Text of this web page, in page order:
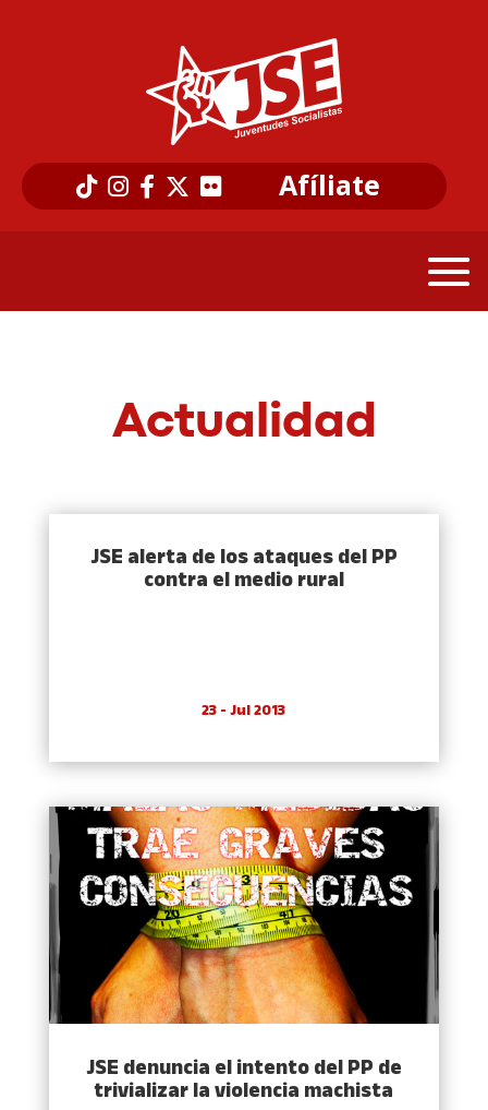
Afíliate
Actualidad
JSE alerta de los ataques del PP
contra el medio rural
23 - Jul 2013
JSE denuncia el intento del PP de
trivializar la violencia machista